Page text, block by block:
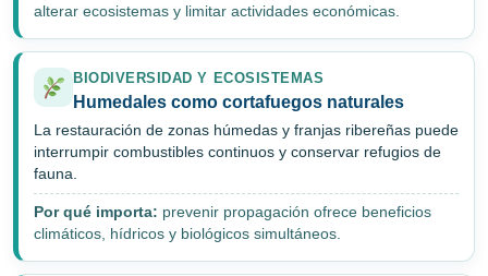
alterar ecosistemas y limitar actividades económicas.
BIODIVERSIDAD Y ECOSISTEMAS
Humedales como cortafuegos naturales
La restauración de zonas húmedas y franjas ribereñas puede
interrumpir combustibles continuos y conservar refugios de
fauna.
Por qué importa: prevenir propagación ofrece beneficios
climáticos, hídricos y biológicos simultáneos.